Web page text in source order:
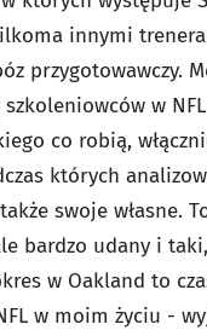
innymi
przygotowawczy.
w
co robią,
których
swoje własne.
bardzo udany i
w Oakland to
w moim życiu -